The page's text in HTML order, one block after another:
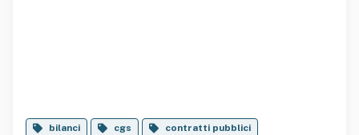
bilanci cgs contratti pubblici